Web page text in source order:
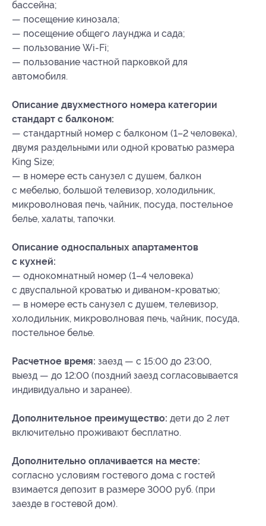
бассейна;
— посещение кинозала;
— посещение общего лаунджа и сада;
— пользование Wi-Fi;
— пользование частной парковкой для
автомобиля.
Описание двухместного номера категории
стандарт с балконом:
— стандартный номер с балконом (1–2 человека),
двумя раздельными или одной кроватью размера
King Size;
— в номере есть санузел с душем, балкон
с мебелью, большой телевизор, холодильник,
микроволновая печь, чайник, посуда, постельное
белье, халаты, тапочки.
Описание односпальных апартаментов
с кухней:
— однокомнатный номер (1–4 человека)
с двуспальной кроватью и диваном-кроватью;
— в номере есть санузел с душем, телевизор,
холодильник, микроволновая печь, чайник, посуда,
постельное белье.
Расчетное время: заезд — с 15:00 до 23:00,
выезд — до 12:00 (поздний заезд согласовывается
индивидуально и заранее).
Дополнительное преимущество: дети до 2 лет
включительно проживают бесплатно.
Дополнительно оплачивается на месте:
согласно условиям гостевого дома с гостей
взимается депозит в размере 3000 руб. (при
заезде в гостевой дом).